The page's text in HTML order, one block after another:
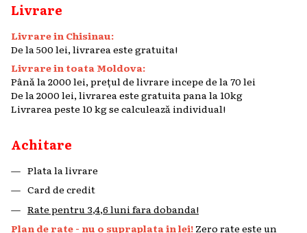
Livrare
Livrare in Chisinau:
De la 500 lei, livrarea este gratuita!
Livrare in toata Moldova:
Până la 2000 lei, prețul de livrare incepe de la 70 lei
De la 2000 lei, livrarea este gratuita pana la 10kg
Livrarea peste 10 kg se calculează individual!
Achitare
Plata la livrare
Card de credit
Rate pentru 3,4,6 luni fara dobanda!
Plan de rate - nu o supraplata in lei! Zero rate este un